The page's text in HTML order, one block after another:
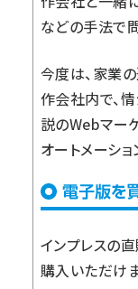
などの手法で
今度は、家業
作会社内で、
説のWebマー
オートメーショ
インプレスの
購入いただけま